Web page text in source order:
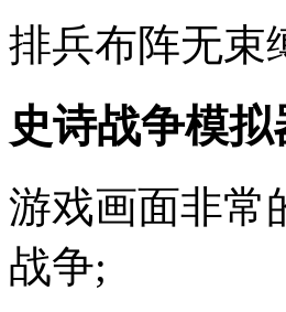
排兵布阵无束
史诗战争模拟
游戏画面非常
战争;